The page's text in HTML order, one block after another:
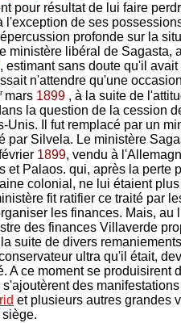
pour résultat de lui faire
l'exception de ses
profonde sur la
ministère libéral de Sagasta,
, estimant sans doute qu'il
n'attendre qu'une
mars 1899 , à la suite de
la question de la cession
Unis. Il fut remplacé par un
par Silvela. Le ministère
1899, vendu à
et Palaos. qui, après la perte
colonial, ne lui étaient
fit ratifier ce traité par
les finances. Mais, au
des finances Villaverde
suite de divers
ultra qu'il était,
A ce moment se produisirent
des manifestations
et plusieurs autres grandes